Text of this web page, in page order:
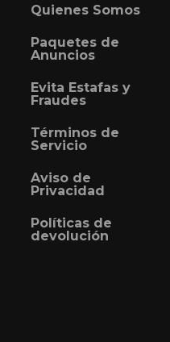
Quienes Somos
Paquetes de
Anuncios
Evita Estafas y
Fraudes
Términos de
Servicio
Aviso de
Privacidad
Políticas de
devolución